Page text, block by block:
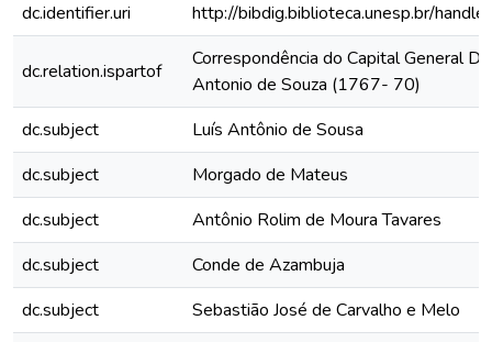
dc.identifier.uri
http://bibdig.biblioteca.unesp.br/
dc.relation.ispartof
Correspondência do Capital General D.
Antonio de Souza (1767- 70)
dc.subject
Luís Antônio de Sousa
dc.subject
Morgado de Mateus
dc.subject
Antônio Rolim de Moura Tavares
dc.subject
Conde de Azambuja
dc.subject
Sebastião José de Carvalho e Melo